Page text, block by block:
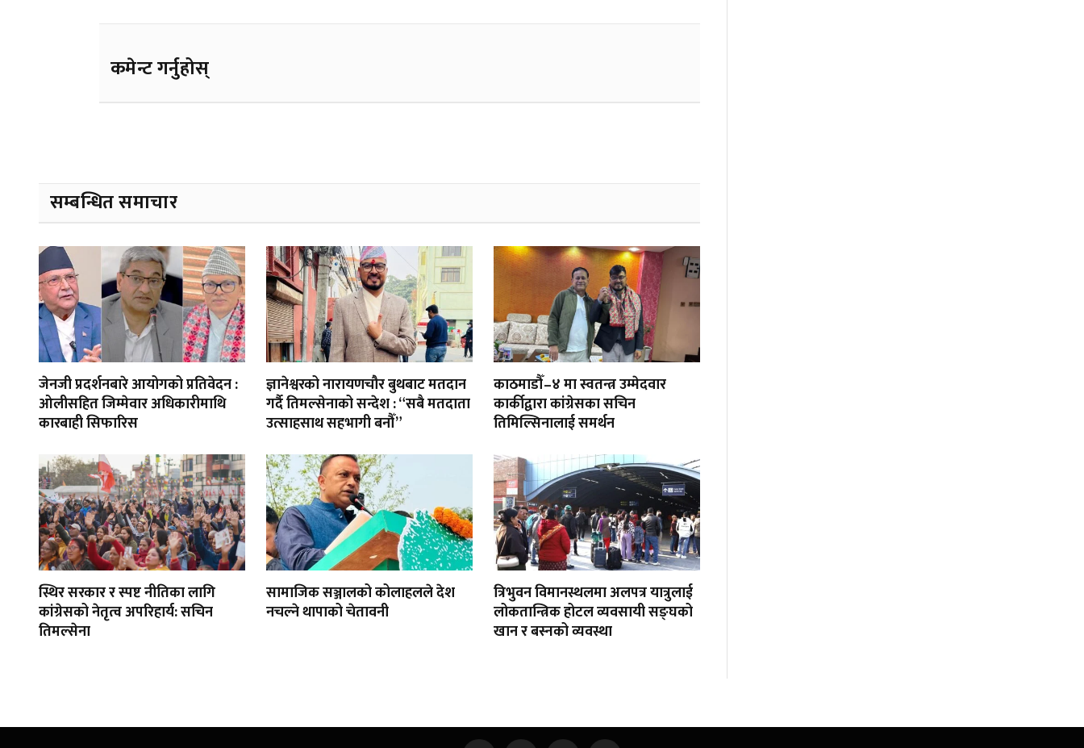
कमेन्ट गर्नुहोस्
सम्बन्धित समाचार
जेनजी प्रदर्शनबारे आयोगको प्रतिवेदन :
ओलीसहित जिम्मेवार अधिकारीमाथि
कारबाही सिफारिस
ज्ञानेश्वरको नारायणचौर बुथबाट मतदान
गर्दै तिमल्सेनाको सन्देश : “सबै मतदाता
उत्साहसाथ सहभागी बनौँ”
काठमाडौँ–४ मा स्वतन्त्र उम्मेदवार
कार्कीद्वारा कांग्रेसका सचिन
तिमिल्सिनालाई समर्थन
स्थिर सरकार र स्पष्ट नीतिका लागि
कांग्रेसको नेतृत्व अपरिहार्य: सचिन
तिमल्सेना
सामाजिक सञ्जालको कोलाहलले देश
नचल्ने थापाको चेतावनी
त्रिभुवन विमानस्थलमा अलपत्र यात्रुलाई
लोकतान्त्रिक होटल व्यवसायी सङ्घको
खान र बस्नको व्यवस्था